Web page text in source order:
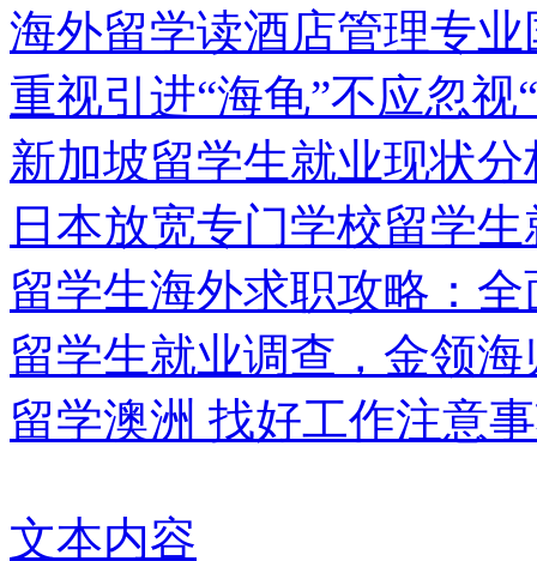
海外留学读酒店管理专
重视引进“海龟”不应忽视
新加坡留学生就业现状分
日本放宽专门学校留学
留学生海外求职攻略：
留学生就业调查，金领
留学澳洲 找好工作注意
文本内容